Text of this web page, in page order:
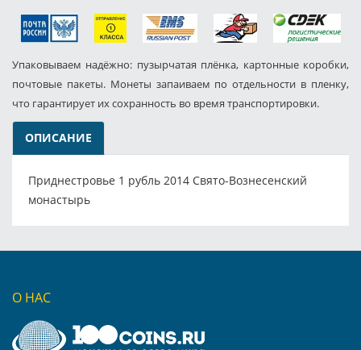
Упаковываем надёжно: пузырчатая плёнка, картонные коробки,
почтовые пакеты. Монеты запаиваем по отдельности в пленку,
что гарантирует их сохранность во время транспортировки.
ОПИСАНИЕ
Приднестровье 1 рубль 2014 Свято-Вознесенский
монастырь
О НАС